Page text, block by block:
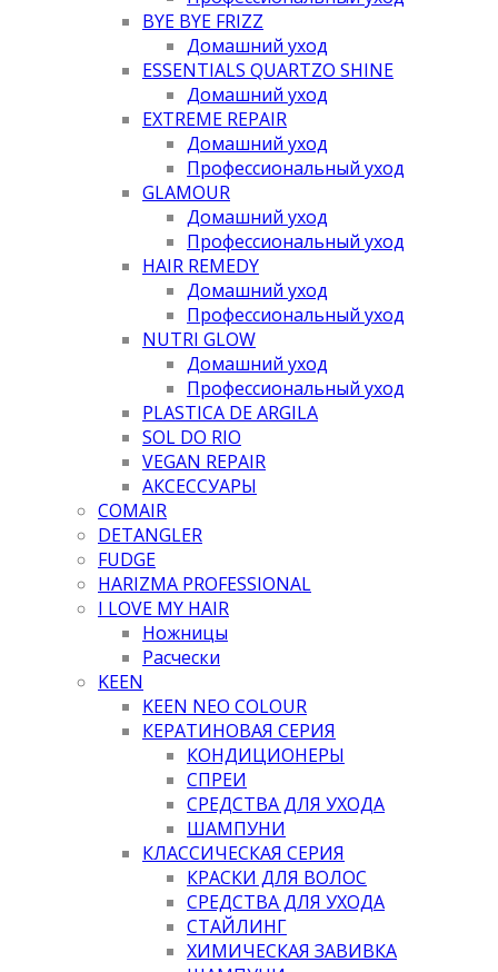
BYE BYE FRIZZ
Домашний уход
ESSENTIALS QUARTZO SHINE
Домашний уход
EXTREME REPAIR
Домашний уход
Профессиональный уход
GLAMOUR
Домашний уход
Профессиональный уход
HAIR REMEDY
Домашний уход
Профессиональный уход
NUTRI GLOW
Домашний уход
Профессиональный уход
PLASTICA DE ARGILA
SOL DO RIO
VEGAN REPAIR
АКСЕССУАРЫ
COMAIR
DETANGLER
FUDGE
HARIZMA PROFESSIONAL
I LOVE MY HAIR
Ножницы
Расчески
KEEN
KEEN NEO COLOUR
КЕРАТИНОВАЯ СЕРИЯ
КОНДИЦИОНЕРЫ
СПРЕИ
СРЕДСТВА ДЛЯ УХОДА
ШАМПУНИ
КЛАССИЧЕСКАЯ СЕРИЯ
КРАСКИ ДЛЯ ВОЛОС
СРЕДСТВА ДЛЯ УХОДА
СТАЙЛИНГ
ХИМИЧЕСКАЯ ЗАВИВКА